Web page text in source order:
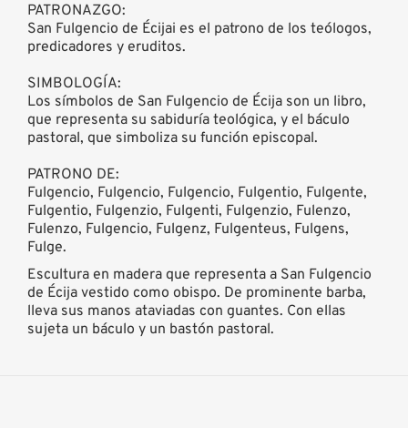
PATRONAZGO:
San Fulgencio de Écijai es el patrono de los teólogos,
predicadores y eruditos.
SIMBOLOGÍA:
Los símbolos de San Fulgencio de Écija son un libro,
que representa su sabiduría teológica, y el báculo
pastoral, que simboliza su función episcopal.
PATRONO DE:
Fulgencio, Fulgencio, Fulgencio, Fulgentio, Fulgente,
Fulgentio, Fulgenzio, Fulgenti, Fulgenzio, Fulenzo,
Fulenzo, Fulgencio, Fulgenz, Fulgenteus, Fulgens,
Fulge.
Escultura en madera que representa a San Fulgencio
de Écija vestido como obispo. De prominente barba,
lleva sus manos ataviadas con guantes. Con ellas
sujeta un báculo y un bastón pastoral.